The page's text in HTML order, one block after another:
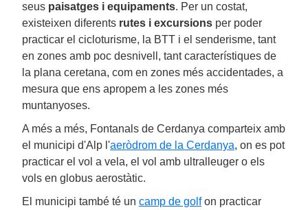
seus paisatges i equipaments. Per un costat,
existeixen diferents rutes i excursions per poder
practicar el cicloturisme, la BTT i el senderisme, tant
en zones amb poc desnivell, tant característiques de
la plana ceretana, com en zones més accidentades, a
mesura que ens apropem a les zones més
muntanyoses.
A més a més, Fontanals de Cerdanya comparteix amb
el municipi d'Alp l'aeròdrom de la Cerdanya, on es pot
practicar el vol a vela, el vol amb ultralleuger o els
vols en globus aerostàtic.
El municipi també té un camp de golfon practicar